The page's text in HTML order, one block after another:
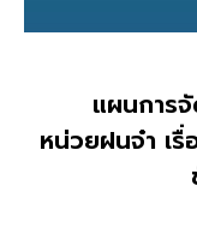
แผนการ
หน่วยฝนจ๋า เ